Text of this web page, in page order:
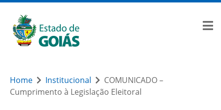
Home Institucional
COMUNICADO –
Cumprimento à Legislação Eleitoral